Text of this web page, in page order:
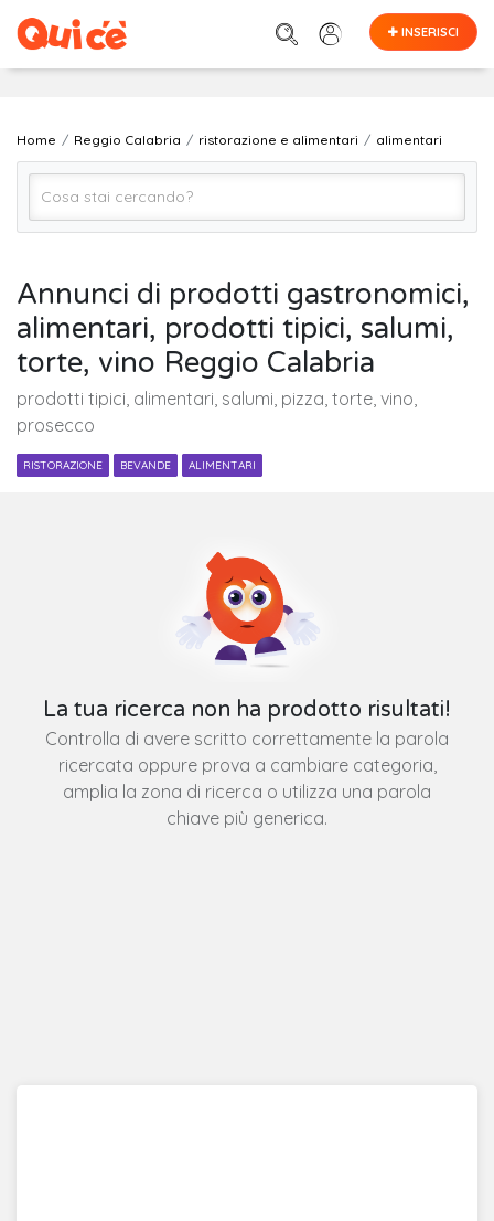
INSERISCI
Home Reggio Calabria ristorazione e alimentari alimentari
Reggio Calabria
Cerca
Annunci di prodotti gastronomici,
alimentari, prodotti tipici, salumi,
torte, vino Reggio Calabria
prodotti tipici, alimentari, salumi, pizza, torte, vino,
prosecco
RISTORAZIONE BEVANDE ALIMENTARI
La tua ricerca non ha prodotto risultati!
Controlla di avere scritto correttamente la parola
ricercata oppure prova a cambiare categoria,
amplia la zona di ricerca o utilizza una parola
chiave più generica.